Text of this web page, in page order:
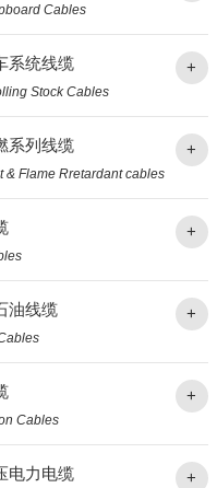
Cables
系统线缆 +
Stock Cables
系列线缆 +
& Flame Rretardant cables
+
油线缆 +
+
Cables
电力电缆 +